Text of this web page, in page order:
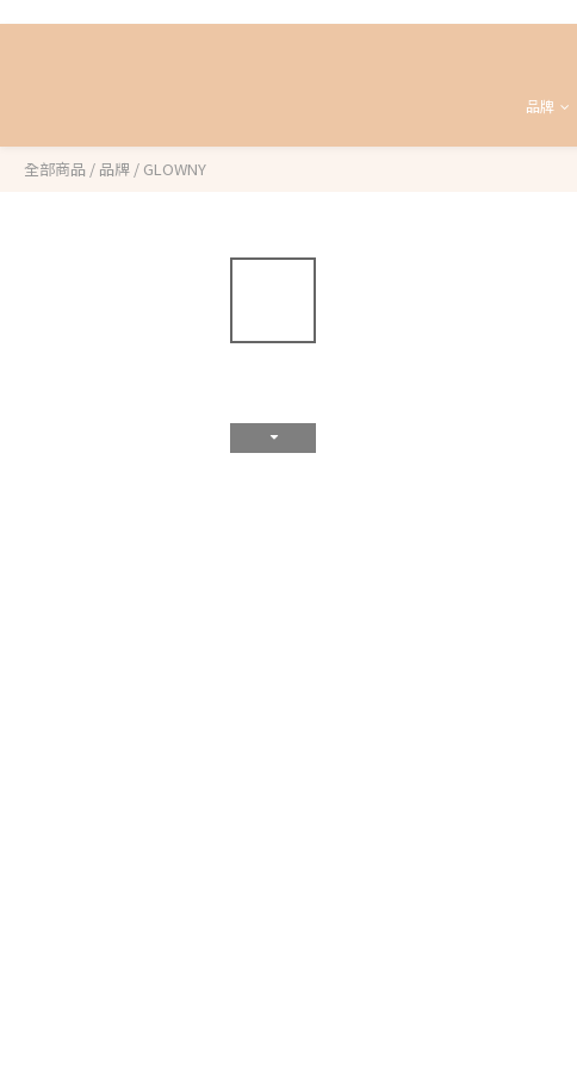
品牌
全部商品 / 品牌 / GLOWNY